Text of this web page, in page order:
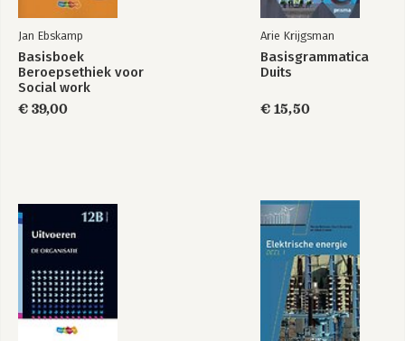
Jan Ebskamp
Basisboek
Beroepsethiek voor
Social work
€ 39,00
Arie Krijgsman
Basisgrammatica
Duits
€ 15,50